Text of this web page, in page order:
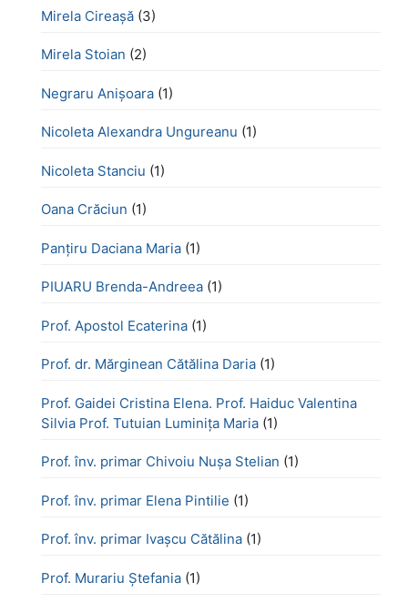
Mirela Cireașă (3)
Mirela Stoian (2)
Negraru Anișoara (1)
Nicoleta Alexandra Ungureanu (1)
Nicoleta Stanciu (1)
Oana Crăciun (1)
Panțiru Daciana Maria (1)
PIUARU Brenda-Andreea (1)
Prof. Apostol Ecaterina (1)
Prof. dr. Mărginean Cătălina Daria (1)
Prof. Gaidei Cristina Elena. Prof. Haiduc Valentina
Silvia Prof. Tutuian Luminița Maria (1)
Prof. înv. primar Chivoiu Nușa Stelian (1)
Prof. înv. primar Elena Pintilie (1)
Prof. înv. primar Ivașcu Cătălina (1)
Prof. Murariu Ștefania (1)